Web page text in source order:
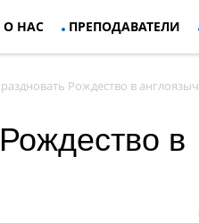
О НАС ПРЕПОДАВАТЕЛИ
Рождество в
в